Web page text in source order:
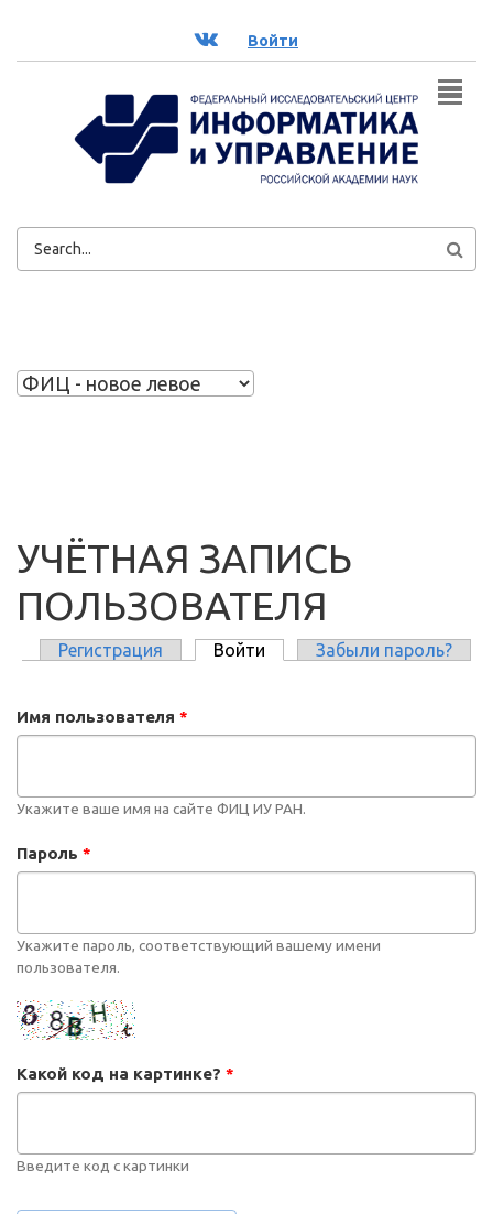
ВК Войти
ФОРМА
УЧЁТНАЯ ЗАПИСЬ
ПОЛЬЗОВАТЕЛЯ
Регистрация Войти (активная вкладка)
Забыли пароль?
Имя пользователя *
Укажите ваше имя на сайте ФИЦ ИУ РАН.
Пароль *
Укажите пароль, соответствующий вашему имени
пользователя.
Какой код на картинке? *
Введите код с картинки